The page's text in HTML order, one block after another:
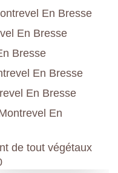
En Bresse
En Bresse
Bresse
En Bresse
En Bresse
En
de tout végétaux